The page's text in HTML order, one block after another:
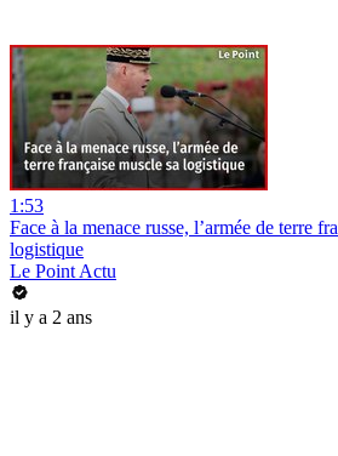
1:53
Face à la menace russe, l’armée de terre
logistique
Le Point Actu
il y a 2 ans